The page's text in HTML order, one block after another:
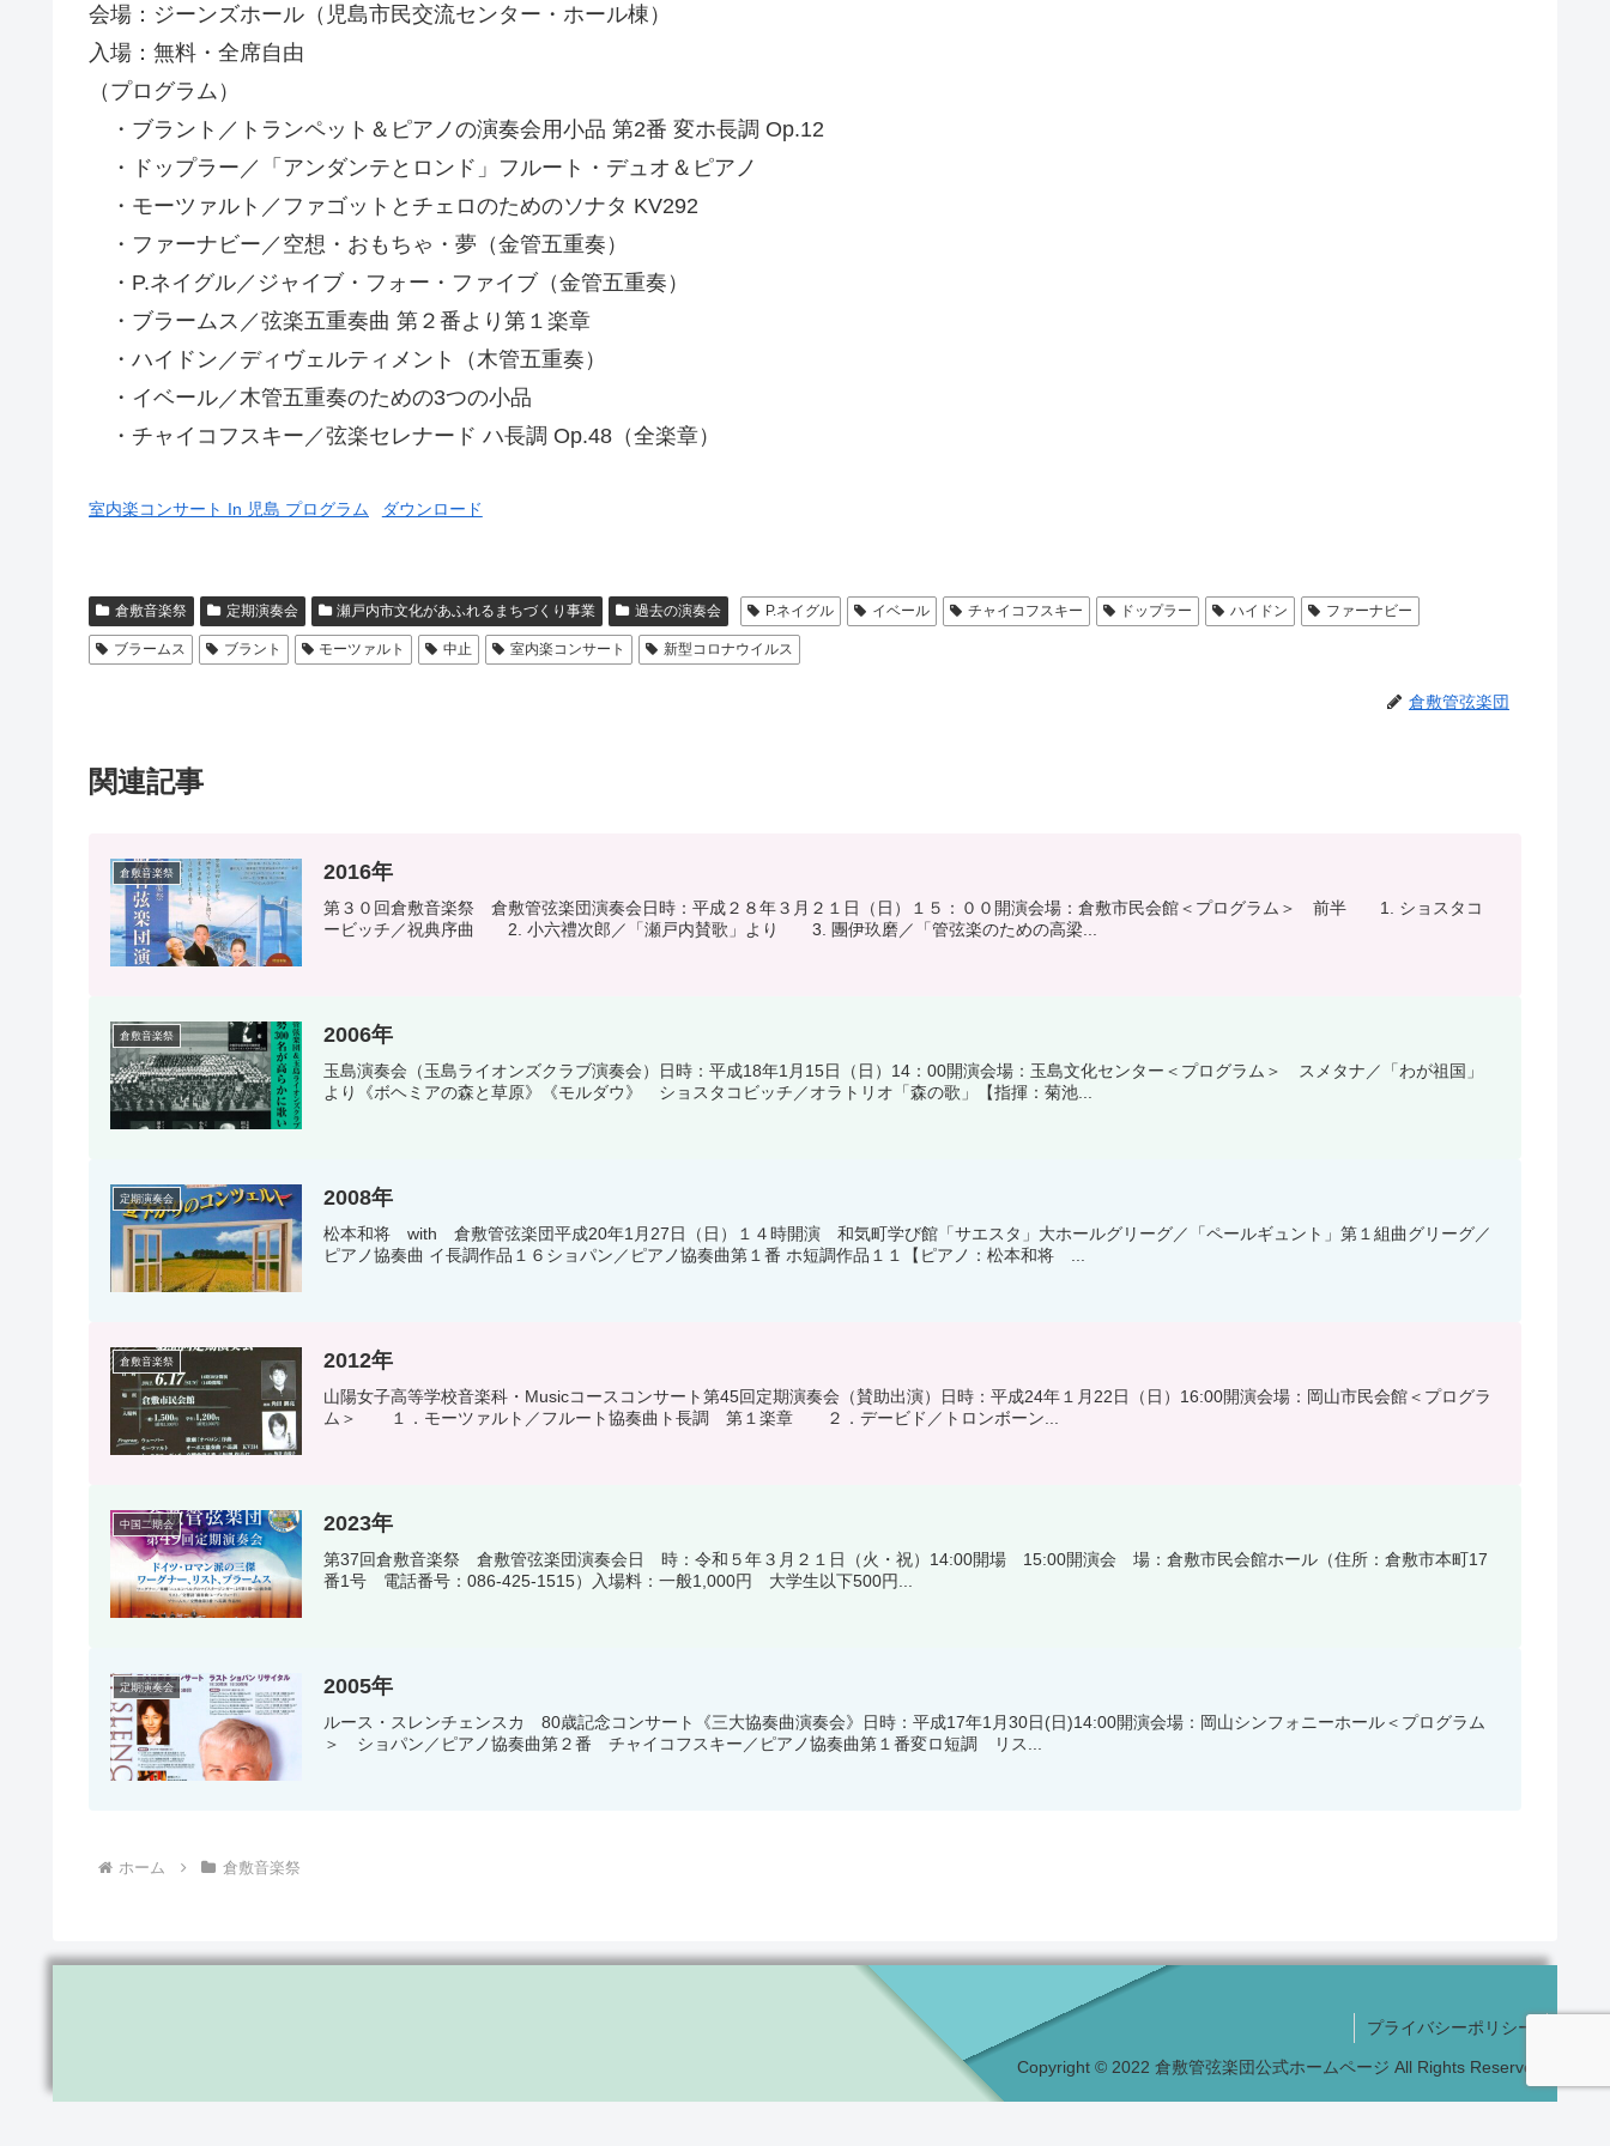
会場：ジーンズホール（児島市民交流センター・ホール棟）
入場：無料・全席自由
（プログラム）
・ブラント／トランペット＆ピアノの演奏会用小品 第2番 変ホ長調 Op.12
・ドップラー／「アンダンテとロンド」フルート・デュオ＆ピアノ
・モーツァルト／ファゴットとチェロのためのソナタ KV292
・ファーナビー／空想・おもちゃ・夢（金管五重奏）
・P.ネイグル／ジャイブ・フォー・ファイブ（金管五重奏）
・ブラームス／弦楽五重奏曲 第２番より第１楽章
・ハイドン／ディヴェルティメント（木管五重奏）
・イベール／木管五重奏のための3つの小品
・チャイコフスキー／弦楽セレナード ハ長調 Op.48（全楽章）
室内楽コンサート In 児島 プログラム ダウンロード
倉敷音楽祭 定期演奏会 瀬戸内市文化があふれるまちづくり事業 過去の演奏会 P.ネイグル イベール チャイコフスキー ドップラー ハイドン ファーナビー
ブラームス ブラント モーツァルト 中止 室内楽コンサート 新型コロナウイルス
倉敷管弦楽団
関連記事
倉敷音楽祭 2016年
第３０回倉敷音楽祭 倉敷管弦楽団演奏会日時：平成２８年３月２１日（日）１５：００開演会場：倉敷市民会館＜プログラム＞ 前半 1. ショスタコ
ービッチ／祝典序曲 2. 小六禮次郎／「瀬戸内賛歌」より 3. 團伊玖磨／「管弦楽のための高梁...
倉敷音楽祭 2006年
玉島演奏会（玉島ライオンズクラブ演奏会）日時：平成18年1月15日（日）14：00開演会場：玉島文化センター＜プログラム＞ スメタナ／「わが祖国」
より《ボヘミアの森と草原》《モルダウ》 ショスタコビッチ／オラトリオ「森の歌」【指揮：菊池...
定期演奏会 2008年
松本和将 with 倉敷管弦楽団平成20年1月27日（日）１４時開演 和気町学び館「サエスタ」大ホールグリーグ／「ペールギュント」第１組曲グリーグ／
ピアノ協奏曲 イ長調作品１６ショパン／ピアノ協奏曲第１番 ホ短調作品１１【ピアノ：松本和将 ...
倉敷音楽祭 2012年
山陽女子高等学校音楽科・Musicコースコンサート第45回定期演奏会（賛助出演）日時：平成24年１月22日（日）16:00開演会場：岡山市民会館＜プログラ
ム＞ １．モーツァルト／フルート協奏曲ト長調 第１楽章 ２．デービド／トロンボーン...
中国二期会 2023年
第37回倉敷音楽祭 倉敷管弦楽団演奏会日 時：令和５年３月２１日（火・祝）14:00開場 15:00開演会 場：倉敷市民会館ホール（住所：倉敷市本町17
番1号 電話番号：086-425-1515）入場料：一般1,000円 大学生以下500円...
定期演奏会 2005年
ルース・スレンチェンスカ 80歳記念コンサート《三大協奏曲演奏会》日時：平成17年1月30日(日)14:00開演会場：岡山シンフォニーホール＜プログラム
＞ ショパン／ピアノ協奏曲第２番 チャイコフスキー／ピアノ協奏曲第１番変ロ短調 リス...
ホーム 倉敷音楽祭
プライバシーポリシー
Copyright © 2022 倉敷管弦楽団公式ホームページ All Rights Reserved.